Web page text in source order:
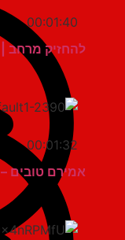
00:01:40
להחזיק מרחב | אוהד
00:01:32
אמירם טובים – גלה